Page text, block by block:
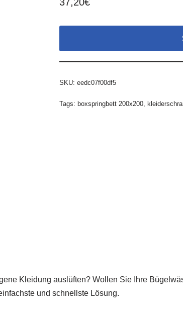
SKU: eedc07f00df5
Tags: boxspringbett 200x200,
Kleidung auslüften? Wollen Sie Ihre
und schnellste Lösung.